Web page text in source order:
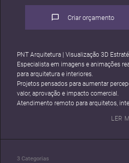
Criar orçamento
PNT Arquitetura | Visualização 3D
Especialista em imagens e animações
para arquitetura e interiores.
Projetos pensados para aumentar
valor, aprovação e impacto comercial.
Atendimento remoto para arquitetos,
LER
3 Categorias